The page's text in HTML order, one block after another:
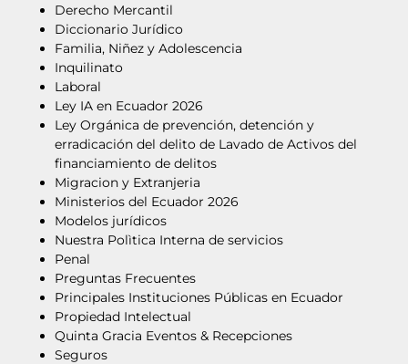
Derecho Mercantil
Diccionario Jurídico
Familia, Niñez y Adolescencia
Inquilinato
Laboral
Ley IA en Ecuador 2026
Ley Orgánica de prevención, detención y
erradicación del delito de Lavado de Activos del
financiamiento de delitos
Migracion y Extranjeria
Ministerios del Ecuador 2026
Modelos jurídicos
Nuestra Polìtica Interna de servicios
Penal
Preguntas Frecuentes
Principales Instituciones Públicas en Ecuador
Propiedad Intelectual
Quinta Gracia Eventos & Recepciones
Seguros